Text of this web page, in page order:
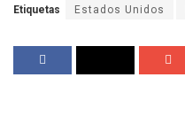
Etiquetas Estados Unidos